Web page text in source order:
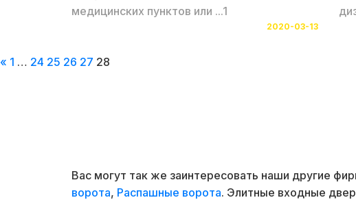
медицинских пунктов или ...1
2020-03-13
« 1 … 24 25 26 27 28
Вас могут так же заинтересовать наши другие
ворота, Распашные ворота. Элитные входные